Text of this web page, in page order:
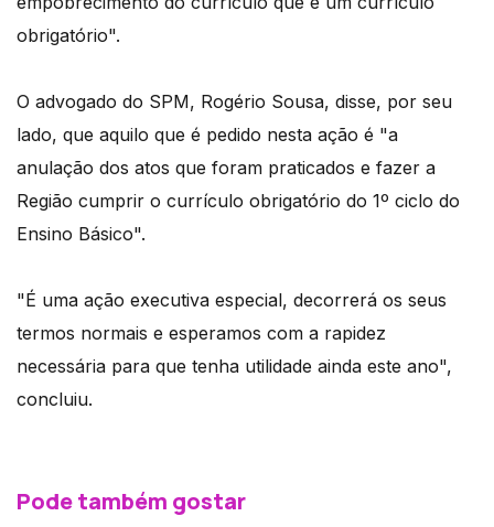
obrigatório".
O advogado do SPM, Rogério Sousa, disse, por seu
lado, que aquilo que é pedido nesta ação é "a
anulação dos atos que foram praticados e fazer a
Região cumprir o currículo obrigatório do 1º ciclo do
Ensino Básico".
"É uma ação executiva especial, decorrerá os seus
termos normais e esperamos com a rapidez
necessária para que tenha utilidade ainda este ano",
concluiu.
Pode também gostar